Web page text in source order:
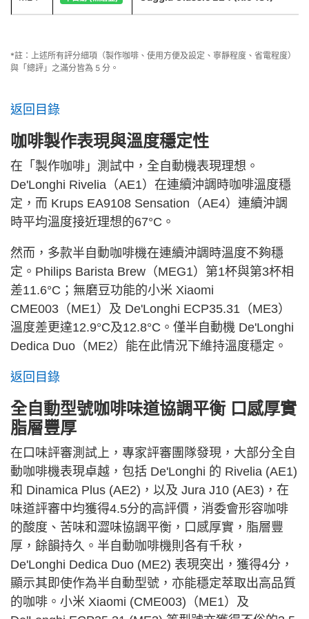
*註：上述所有評分細項（製作咖啡、使用方便及設定、寧靜程度、省電程度）
與「總評」之滿分皆為 5 分。
返回目錄
咖啡製作表現與溫度穩定性
在「製作咖啡」測試中，全自動機表現理想。
De'Longhi Rivelia（AE1）在連續沖調時咖啡溫度穩
定，而 Krups EA9108 Sensation（AE4）連續沖調
時平均溫度接近理想的67°C。
然而，多款半自動咖啡機在連續沖調時溫度不夠穩
定。Philips Barista Brew（MEG1）第1杯與第3杯相
差11.6°C；無磨豆功能的小米 Xiaomi
CME003（ME1）及 De'Longhi ECP35.31（ME3）
溫度差更達12.9°C及12.8°C。僅半自動機 De'Longhi
Dedica Duo（ME2）能在此情況下維持溫度穩定。
返回目錄
全自動型號咖啡味道協調平衡 口感厚實
脂層豐厚
在口味評審測試上，專家評審團隊發現，大部分全自
動咖啡機表現卓越，包括 De'Longhi 的 Rivelia (AE1)
和 Dinamica Plus (AE2)，以及 Jura J10 (AE3)，在
味道評審中均獲得4.5分的高評價，消委會形容咖啡
的酸度、苦味和澀味協調平衡，口感厚實，脂層豐
厚，餘韻持久。半自動咖啡機則各有千秋，
De'Longhi Dedica Duo (ME2) 表現突出，獲得4分，
顯示其即使作為半自動型號，亦能穩定萃取出高品質
的咖啡。小米 Xiaomi (CME003)（ME1）及